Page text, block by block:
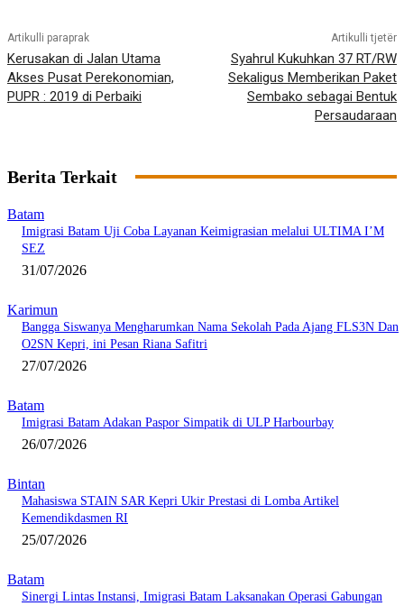
Artikulli paraprak
Kerusakan di Jalan Utama
Akses Pusat Perekonomian,
PUPR : 2019 di Perbaiki
Artikulli tjetër
Syahrul Kukuhkan 37 RT/RW
Sekaligus Memberikan Paket
Sembako sebagai Bentuk
Persaudaraan
Berita Terkait
Batam
Imigrasi Batam Uji Coba Layanan Keimigrasian melalui ULTIMA I’M
SEZ
31/07/2026
Karimun
Bangga Siswanya Mengharumkan Nama Sekolah Pada Ajang FLS3N Dan
O2SN Kepri, ini Pesan Riana Safitri
27/07/2026
Batam
Imigrasi Batam Adakan Paspor Simpatik di ULP Harbourbay
26/07/2026
Bintan
Mahasiswa STAIN SAR Kepri Ukir Prestasi di Lomba Artikel
Kemendikdasmen RI
25/07/2026
Batam
Sinergi Lintas Instansi, Imigrasi Batam Laksanakan Operasi Gabungan